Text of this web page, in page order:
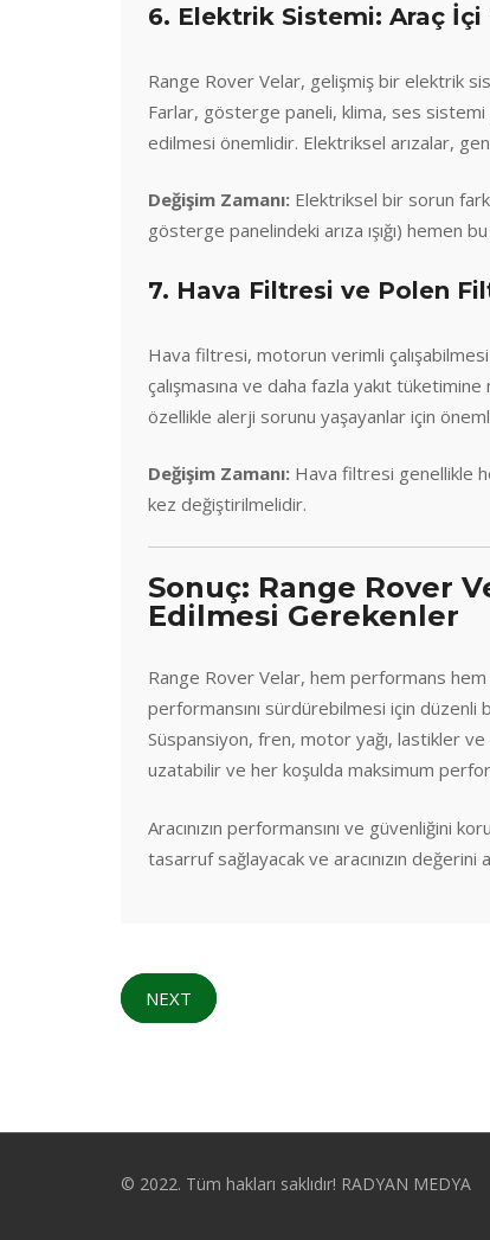
6. Elektrik Sistemi: Araç
Range Rover Velar, gelişmiş bir elektrik
Farlar, gösterge paneli, klima, ses sistemi
edilmesi önemlidir. Elektriksel arızalar,
Değişim Zamanı: Elektriksel bir sorun
gösterge panelindeki arıza ışığı) hemen
7. Hava Filtresi ve Polen
Hava filtresi, motorun verimli
çalışmasına ve daha fazla yakıt
özellikle alerji sorunu yaşayanlar için
Değişim Zamanı: Hava filtresi genellikle
kez değiştirilmelidir.
Sonuç: Range Rover
Edilmesi Gerekenler
Range Rover Velar, hem performans hem
performansını sürdürebilmesi için düzenli
Süspansiyon, fren, motor yağı, lastikler
uzatabilir ve her koşulda maksimum
Aracınızın performansını ve güvenliğini
tasarruf sağlayacak ve aracınızın değerini
NEXT
© 2022. Tüm hakları saklıdır! RADYAN MEDYA